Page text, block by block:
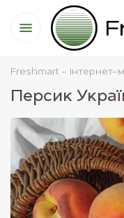
Freshmart - інтернет-
Персик